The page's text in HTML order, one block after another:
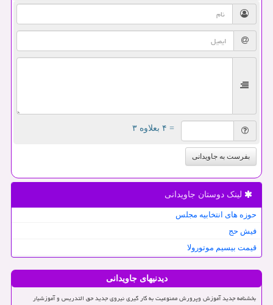
= ۴ بعلاوه ۳
بفرست به جاویدانی
لینک دوستان جاویدانی
حوزه های انتخابیه مجلس
فیش حج
قیمت بیسیم موتورولا
دیدنیهای جاویدانی
بخشنامه جدید آموزش وپرورش ممنوعیت به کار گیری نیروی جدید حق التدریس و آموزشیار